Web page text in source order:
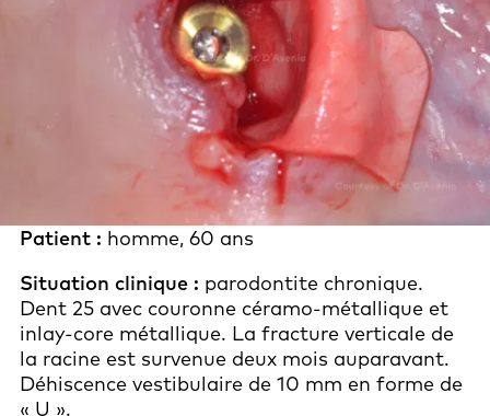
Patient : homme, 60 ans
Situation clinique : parodontite chronique.
Dent 25 avec couronne céramo-métallique et
inlay-core métallique. La fracture verticale de
la racine est survenue deux mois auparavant.
Déhiscence vestibulaire de 10 mm en forme de
« U ».